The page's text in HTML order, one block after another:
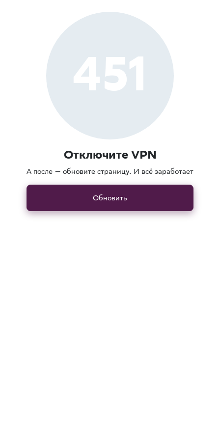
451
Отключите VPN
А после — обновите страницу. И всё заработает
Обновить